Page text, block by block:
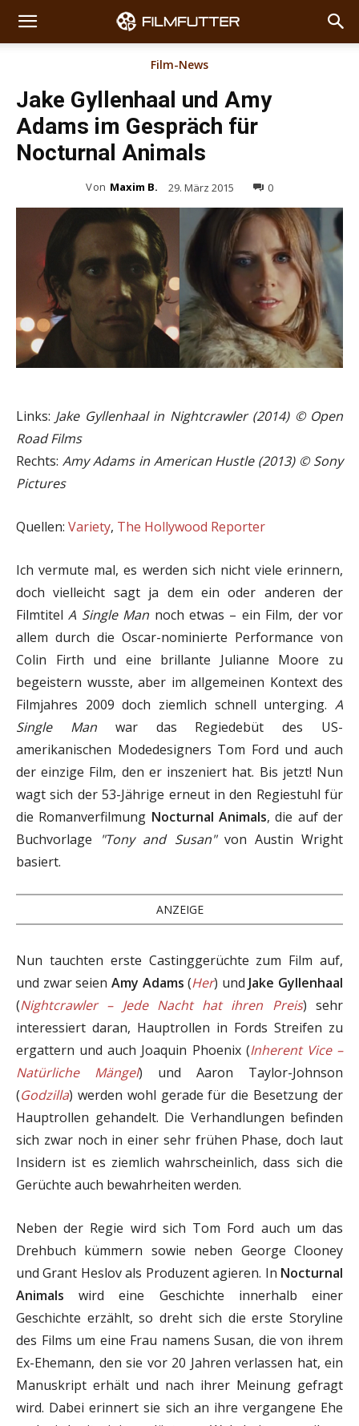
Film-News
Jake Gyllenhaal und Amy
Adams im Gespräch für
Nocturnal Animals
Von Maxim B. 29. März 2015 0
Links: Jake Gyllenhaal in Nightcrawler (2014) ©Open
Road Films
Rechts: Amy Adams in American Hustle (2013) ©Sony
Pictures
Quellen: Variety, The Hollywood Reporter
Ich vermute mal, es werden sich nicht viele erinnern,
doch vielleicht sagt ja dem ein oder anderen der
FilmtitelA Single Man noch etwas – ein Film, der vor
allem durch die Oscar-nominierte Performance von
Colin Firth und eine brillante Julianne Moore zu
begeistern wusste, aber im allgemeinen Kontext des
Filmjahres 2009 doch ziemlich schnell unterging. A
Single Manwar das Regiedebüt des US-
amerikanischen Modedesigners Tom Ford und auch
der einzige Film, den er inszeniert hat. Bis jetzt! Nun
wagt sich der 53-Jährige erneut in den Regiestuhl für
die Romanverfilmung Nocturnal Animals, die auf der
Buchvorlage
"Tony and Susan" von Austin Wright
basiert.
ANZEIGE
Nun tauchten erste Castinggerüchte zum Film auf,
und zwar seien Amy Adams (Her) und Jake Gyllenhaal
(Nightcrawler – Jede Nacht hat ihren Preis) sehr
interessiert daran, Hauptrollen in Fords Streifen zu
ergattern und auch Joaquin Phoenix (Inherent Vice –
Natürliche Mängel) und Aaron Taylor-Johnson
(Godzilla) werden wohl gerade für die Besetzung der
Hauptrollen gehandelt. Die Verhandlungen befinden
sich zwar noch in einer sehr frühen Phase, doch laut
Insidern ist es ziemlich wahrscheinlich, dass sich die
Gerüchte auch bewahrheiten werden.
Neben der Regie wird sich Tom Ford auch um das
Drehbuch kümmern sowie neben George Clooney
und Grant Heslov als Produzent agieren. In Nocturnal
Animals wird eine Geschichte innerhalb einer
Geschichte erzählt, so dreht sich die erste Storyline
des Films um eine Frau namens Susan, die von ihrem
Ex-Ehemann, den sie vor 20 Jahren verlassen hat, ein
Manuskript erhält und nach ihrer Meinung gefragt
wird. Dabei erinnert sie sich an ihre vergangene Ehe